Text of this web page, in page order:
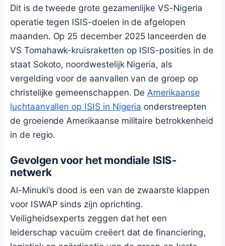
Dit is de tweede grote gezamenlijke VS-Nigeria
operatie tegen ISIS-doelen in de afgelopen
maanden. Op 25 december 2025 lanceerden de
VS Tomahawk-kruisraketten op ISIS-posities in de
staat Sokoto, noordwestelijk Nigeria, als
vergelding voor de aanvallen van de groep op
christelijke gemeenschappen. De Amerikaanse
luchtaanvallen op ISIS in Nigeria onderstreepten
de groeiende Amerikaanse militaire betrokkenheid
in de regio.
Gevolgen voor het mondiale ISIS-
netwerk
Al-Minuki's dood is een van de zwaarste klappen
voor ISWAP sinds zijn oprichting.
Veiligheidsexperts zeggen dat het een
leiderschap vacuüm creëert dat de financiering,